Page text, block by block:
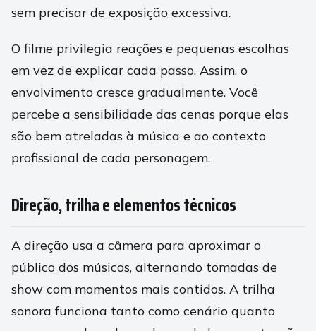
sem precisar de exposição excessiva.
O filme privilegia reações e pequenas escolhas
em vez de explicar cada passo. Assim, o
envolvimento cresce gradualmente. Você
percebe a sensibilidade das cenas porque elas
são bem atreladas à música e ao contexto
profissional de cada personagem.
Direção, trilha e elementos técnicos
A direção usa a câmera para aproximar o
público dos músicos, alternando tomadas de
show com momentos mais contidos. A trilha
sonora funciona tanto como cenário quanto